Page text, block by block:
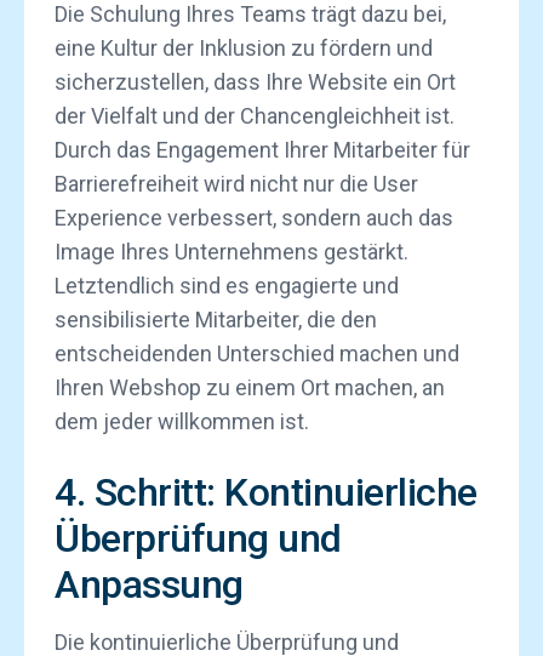
Die Schulung Ihres Teams trägt dazu bei,
eine Kultur der Inklusion zu fördern und
sicherzustellen, dass Ihre Website ein Ort
der Vielfalt und der Chancengleichheit ist.
Durch das Engagement Ihrer Mitarbeiter für
Barrierefreiheit wird nicht nur die User
Experience verbessert, sondern auch das
Image Ihres Unternehmens gestärkt.
Letztendlich sind es engagierte und
sensibilisierte Mitarbeiter, die den
entscheidenden Unterschied machen und
Ihren Webshop zu einem Ort machen, an
dem jeder willkommen ist.
4. Schritt: Kontinuierliche
Überprüfung und
Anpassung
Die kontinuierliche Überprüfung und